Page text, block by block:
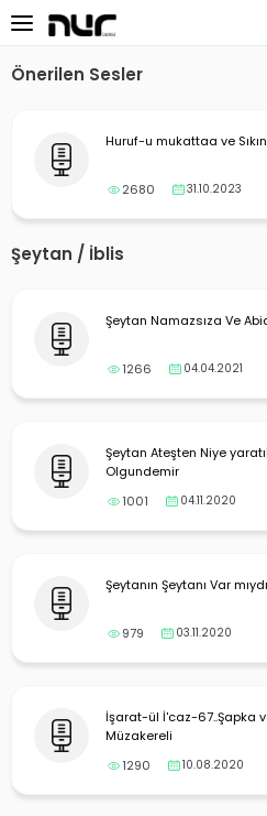
Dersleri
Dersler
Dersler
Dersler
Önerilen Sesler
Huruf-u mukattaa ve
2680 31.10.2023
Şeytan / İblis
Şeytan Namazsıza Ve
1266 04.04.2021
Şeytan Ateşten Niye
Olgundemir
1001
04.11.2020
Şeytanın Şeytanı Var
979 03.11.2020
İşarat-ül İ'caz-67..Şapka
Müzakereli
1290
10.08.2020